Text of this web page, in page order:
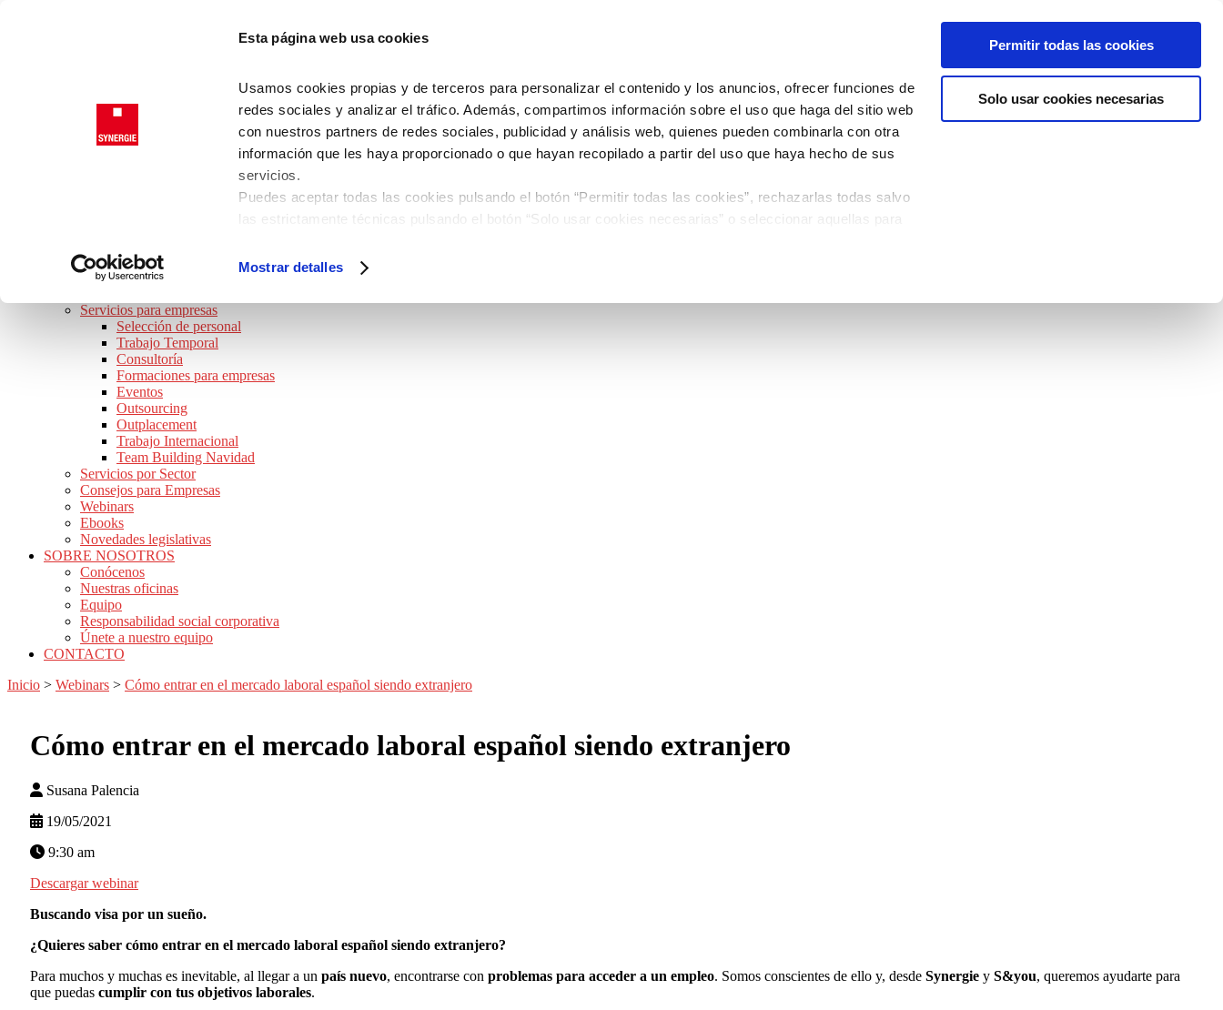
Esta página web usa cookies
Usamos cookies propias y de terceros para personalizar el contenido y los anuncios, ofrecer funciones de
redes sociales y analizar el tráfico. Además, compartimos información sobre el uso que haga del sitio web
con nuestros partners de redes sociales, publicidad y análisis web, quienes pueden combinarla con otra
información que les haya proporcionado o que hayan recopilado a partir del uso que haya hecho de sus
servicios.
Puedes aceptar todas las cookies pulsando el botón “Permitir todas las cookies”, rechazarlas todas salvo
las estrictamente técnicas pulsando el botón “Solo usar cookies necesarias” o seleccionar aquellas para
Consulta nuestra
Política de Cookies
de la página.
Mostrar detalles
Permitir todas las cookies
Solo usar cookies necesarias
JOB TOUR 2026 · ¡APÚNTATE!
Consejos de trabajo
Preguntas frecuentes
Servicios para empresas
Selección de personal
Trabajo Temporal
Consultoría
Formaciones para empresas
Eventos
Outsourcing
Outplacement
Trabajo Internacional
Team Building Navidad
Servicios por Sector
Consejos para Empresas
Webinars
Ebooks
Novedades legislativas
SOBRE NOSOTROS
Conócenos
Nuestras oficinas
Equipo
Responsabilidad social corporativa
Únete a nuestro equipo
CONTACTO
Inicio > Webinars > Cómo entrar en el mercado laboral español siendo extranjero
Cómo entrar en el mercado laboral español siendo extranjero
Susana Palencia
19/05/2021
9:30 am
Descargar webinar
Buscando visa por un sueño.
¿Quieres saber cómo entrar en el mercado laboral español siendo extranjero?
Para muchos y muchas es inevitable, al llegar a un país nuevo, encontrarse con problemas para acceder a un empleo. Somos conscientes de ello y, desde Synergie y S&you, queremos ayudarte para
que puedas cumplir con tus objetivos laborales.